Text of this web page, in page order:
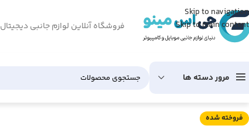
Skip to navigation
Skip to main content
فروشگاه آنلاین لوازم جانبی دیجیتال
مرور دسته ها
فروخته شده